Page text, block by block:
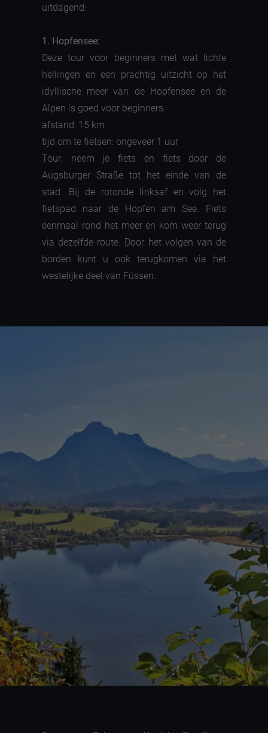
uitdagend:
1. Hopfensee:
Deze tour voor beginners met wat lichte
hellingen en een prachtig uitzicht op het
idyllische meer van de Hopfensee en de
Alpen is goed voor beginners.
afstand: 15 km
tijd om te fietsen: ongeveer 1 uur
Tour: neem je fiets en fiets door de
Augsburger Straße tot het einde van de
stad. Bij de rotonde linksaf en volg het
fietspad naar de Hopfen am See. Fiets
eenmaal rond het meer en kom weer terug
via dezelfde route. Door het volgen van de
borden kunt u ook terugkomen via het
westelijke deel van Füssen.